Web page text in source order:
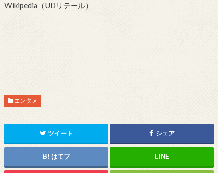
Wikipedia（UDリテール）
エンタメ
ツイート シェア
はてブ